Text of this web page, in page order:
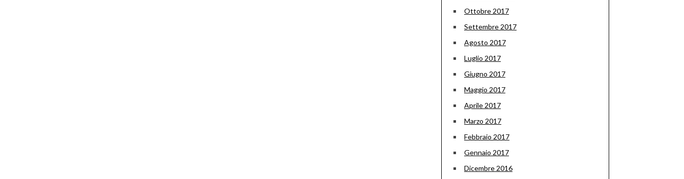
Ottobre 2017
Settembre 2017
Agosto 2017
Luglio 2017
Giugno 2017
Maggio 2017
Aprile 2017
Marzo 2017
Febbraio 2017
Gennaio 2017
Dicembre 2016